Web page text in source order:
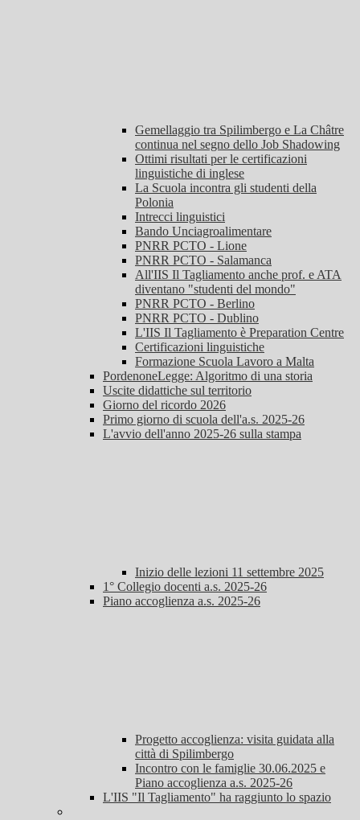
Gemellaggio tra Spilimbergo e La Châtre
continua nel segno dello Job Shadowing
Ottimi risultati per le certificazioni
linguistiche di inglese
La Scuola incontra gli studenti della
Polonia
Intrecci linguistici
Bando Unciagroalimentare
PNRR PCTO - Lione
PNRR PCTO - Salamanca
All'IIS Il Tagliamento anche prof. e ATA
diventano "studenti del mondo"
PNRR PCTO - Berlino
PNRR PCTO - Dublino
L'IIS Il Tagliamento è Preparation Centre
Certificazioni linguistiche
Formazione Scuola Lavoro a Malta
PordenoneLegge: Algoritmo di una storia
Uscite didattiche sul territorio
Giorno del ricordo 2026
Primo giorno di scuola dell'a.s. 2025-26
L'avvio dell'anno 2025-26 sulla stampa
Inizio delle lezioni 11 settembre 2025
1° Collegio docenti a.s. 2025-26
Piano accoglienza a.s. 2025-26
Progetto accoglienza: visita guidata alla
città di Spilimbergo
Incontro con le famiglie 30.06.2025 e
Piano accoglienza a.s. 2025-26
L'IIS "Il Tagliamento" ha raggiunto lo spazio